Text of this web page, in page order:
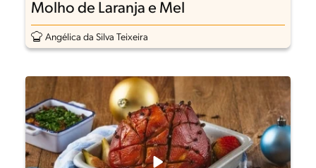
Molho de Laranja e Mel
Angélica da Silva Teixeira